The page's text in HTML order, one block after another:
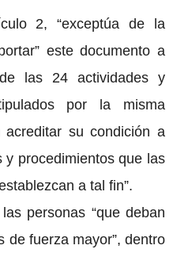
2, “exceptúa de la
este documento a
las 24 actividades y
por la misma
acreditar su condición a
y procedimientos que las
a tal fin”.
personas “que deban
de fuerza mayor”, dentro